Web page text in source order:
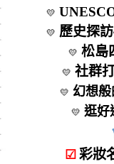
💛
💛 歷史探
💛 松島
💛 社群
💛 幻想
💛 逛好
☑ 彩妝